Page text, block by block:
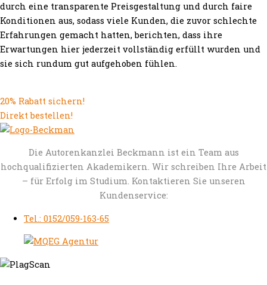
durch eine transparente Preisgestaltung und durch faire
Konditionen aus, sodass viele Kunden, die zuvor schlechte
Erfahrungen gemacht hatten, berichten, dass ihre
Erwartungen hier jederzeit vollständig erfüllt wurden und
sie sich rundum gut aufgehoben fühlen.
20% Rabatt sichern!
Direkt bestellen!
Die Autorenkanzlei Beckmann ist ein Team aus
hochqualifizierten Akademikern. Wir schreiben Ihre Arbeit
– für Erfolg im Studium. Kontaktieren Sie unseren
Kundenservice:
Tel.: 0152/059-163-65